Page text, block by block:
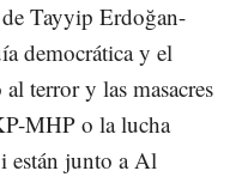
Tayyip Erdoğan-
democrática y el
terror y las masacres
MHP o la lucha
están junto a Al